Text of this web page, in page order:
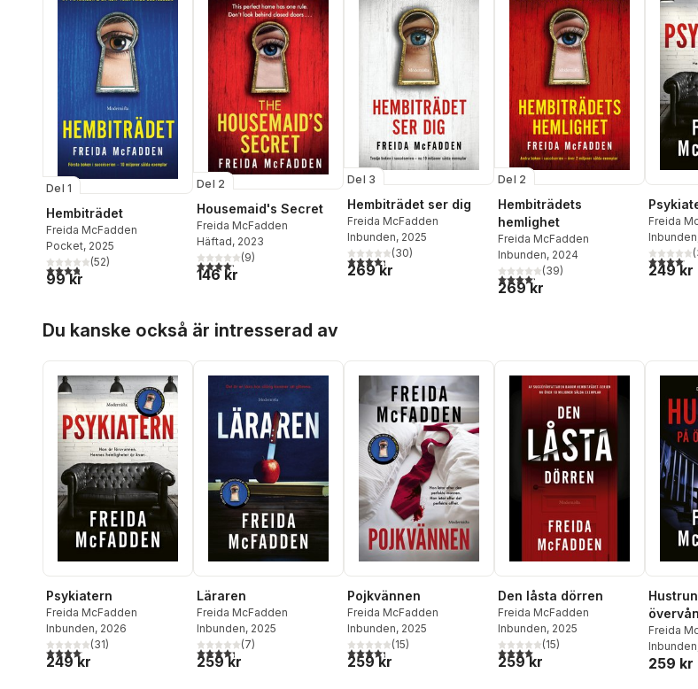
Del 1
Hembiträdet
Freida McFadden
Pocket, 2025
3,8utav 5 stjärnor. Totalt antal röster:
(52)
99 kr
Del 2
Housemaid's Secret
Freida McFadden
Häftad, 2023
4,2utav 5 stjärnor. Totalt antal röster:
(9)
146 kr
Del 3
Hembiträdet ser dig
Freida McFadden
Inbunden, 2025
4,3utav 5 stjärnor. Totalt antal röster:
(30)
269 kr
Del 2
Hembiträdets
hemlighet
Freida McFadden
Inbunden, 2024
4,2utav 5 stjärnor. Totalt antal röster:
(39)
269 kr
Freida
Inbunden
4,1utav 5(
249 kr
Du kanske också är intresserad av
Psykiatern
Freida McFadden
Inbunden, 2026
4,1utav 5 stjärnor. Totalt antal röster:
(31)
249 kr
Läraren
Freida McFadden
Inbunden, 2025
4,3utav 5 stjärnor. Totalt antal röster:
(7)
259 kr
Pojkvännen
Freida McFadden
Inbunden, 2025
4,3utav 5 stjärnor. Totalt antal röster:
(15)
259 kr
Den låsta dörren
Freida McFadden
Inbunden, 2025
4,0utav 5 stjärnor. Totalt antal röster:
(15)
259 kr
Freida
Inbunden
259 kr